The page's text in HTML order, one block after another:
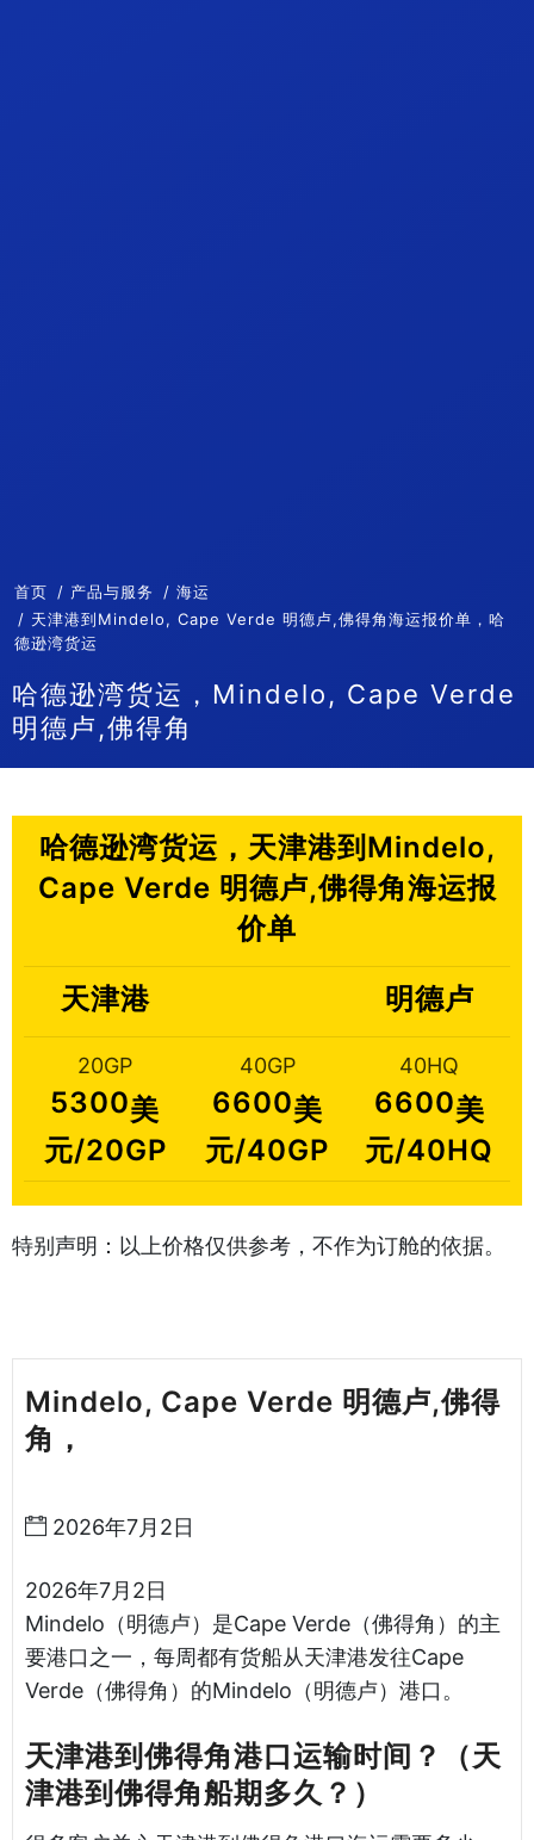
首页 产品与服务
海运
天津港到Mindelo, Cape Verde 明德卢,佛得角海运报价单，哈
德逊湾货运
哈德逊湾货运，Mindelo, Cape Verde
明德卢,佛得角
哈德逊湾货运，天津港到Mindelo,
Cape Verde 明德卢,佛得角海运报
价单
天津港 明德卢
20GP
5300美
元/20GP
40GP
6600美
元/40GP
40HQ
6600美
元/40HQ
特别声明：以上价格仅供参考，不作为订舱的依据。
Mindelo, Cape Verde 明德卢,佛得
角，
2026年7月2日
2026年7月2日
Mindelo（明德卢）是Cape Verde（佛得角）的主
要港口之一，每周都有货船从天津港发往Cape
Verde（佛得角）的Mindelo（明德卢）港口。
天津港到佛得角港口运输时间？（天
津港到佛得角船期多久？）